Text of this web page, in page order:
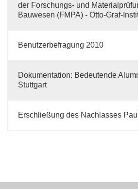
der Forschungs- und
Bauwesen (FMPA) - Otto-Graf-
Benutzerbefragung 2010
Dokumentation: Bedeutende
Stuttgart
Erschließung des Nachlasses